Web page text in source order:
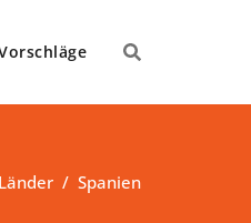
Länder / Spanien